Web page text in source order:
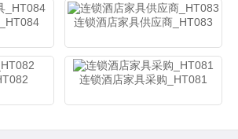
连锁酒店家具供应商_HT083
连锁酒店家具采购_HT081